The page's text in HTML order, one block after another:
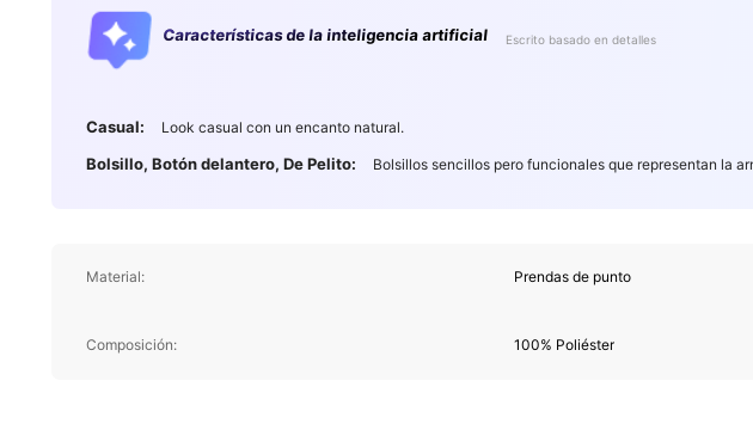
Características de la inteligencia artificial Escrito basado en detalles
Casual: Look casual con un encanto natural.
Bolsillo, Botón delantero, De Pelito: Bolsillos sencillos pero funcionales que representan la
Material: Prendas de punto
Composición: 100% Poliéster